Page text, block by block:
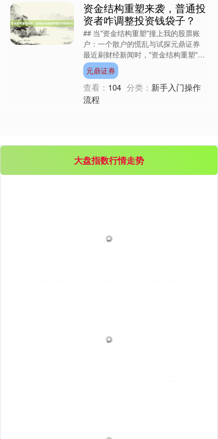
资金结构重塑来袭，普通投
资者咋调整投资钱袋子？
## 当"资金结构重塑"撞上我的股票账
户：一个散户的慌乱与试探元鼎证券
最近刷财经新闻时，"资金结构重塑"这
个词突然跳出来，像块烫手山芋般在我
眼前晃。作为在股市....
元鼎证券
查看： 104 分类： 新手入门操作
流程
大盘指数行情走势